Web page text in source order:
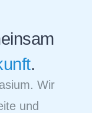
.
Wir
und